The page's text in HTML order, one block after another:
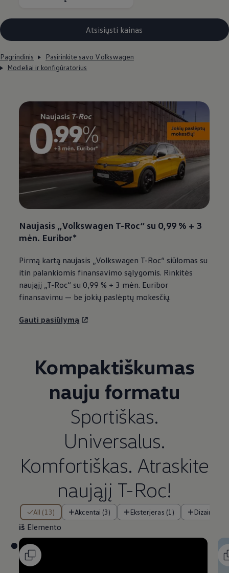
Atsisiųsti kainas
Pagrindinis
Pasirinkite savo Volkswagen
Modeliai ir konfigūratorius
Naujasis „Volkswagen T-Roc“ su 0,99 % + 3
mėn. Euribor*
Pirmą kartą naujasis „Volkswagen T-Roc“ siūlomas su
itin palankiomis finansavimo sąlygomis. Rinkitės
naująjį „T-Roc“ su 0,99 % + 3 mėn. Euribor
finansavimu — be jokių paslėptų mokesčių.
Gauti pasiūlymą
Kompaktiškumas
nauju formatu
Sportiškas.
Universalus.
Komfortiškas. Atraskite
naująjį T-Roc!
All (13) Akcentai (3) Eksterjeras (1) Dizainas (2)
iš Elemento
iš Elemento